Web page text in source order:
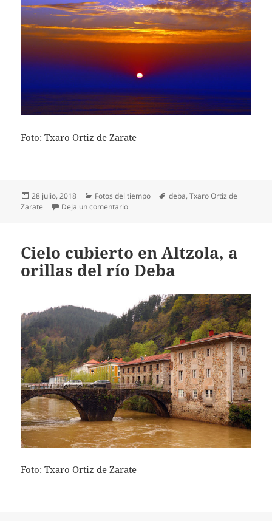
Foto: Txaro Ortiz de Zarate
Publicado
el
28 julio, 2018 Categorías
Fotos del tiempo Etiquetas
deba,Txaro Ortiz de
Zarate
Deja un comentarioen Impresionante amanecer desde Itziar
Cielo cubierto en Altzola, a
orillas del río Deba
Foto: Txaro Ortiz de Zarate